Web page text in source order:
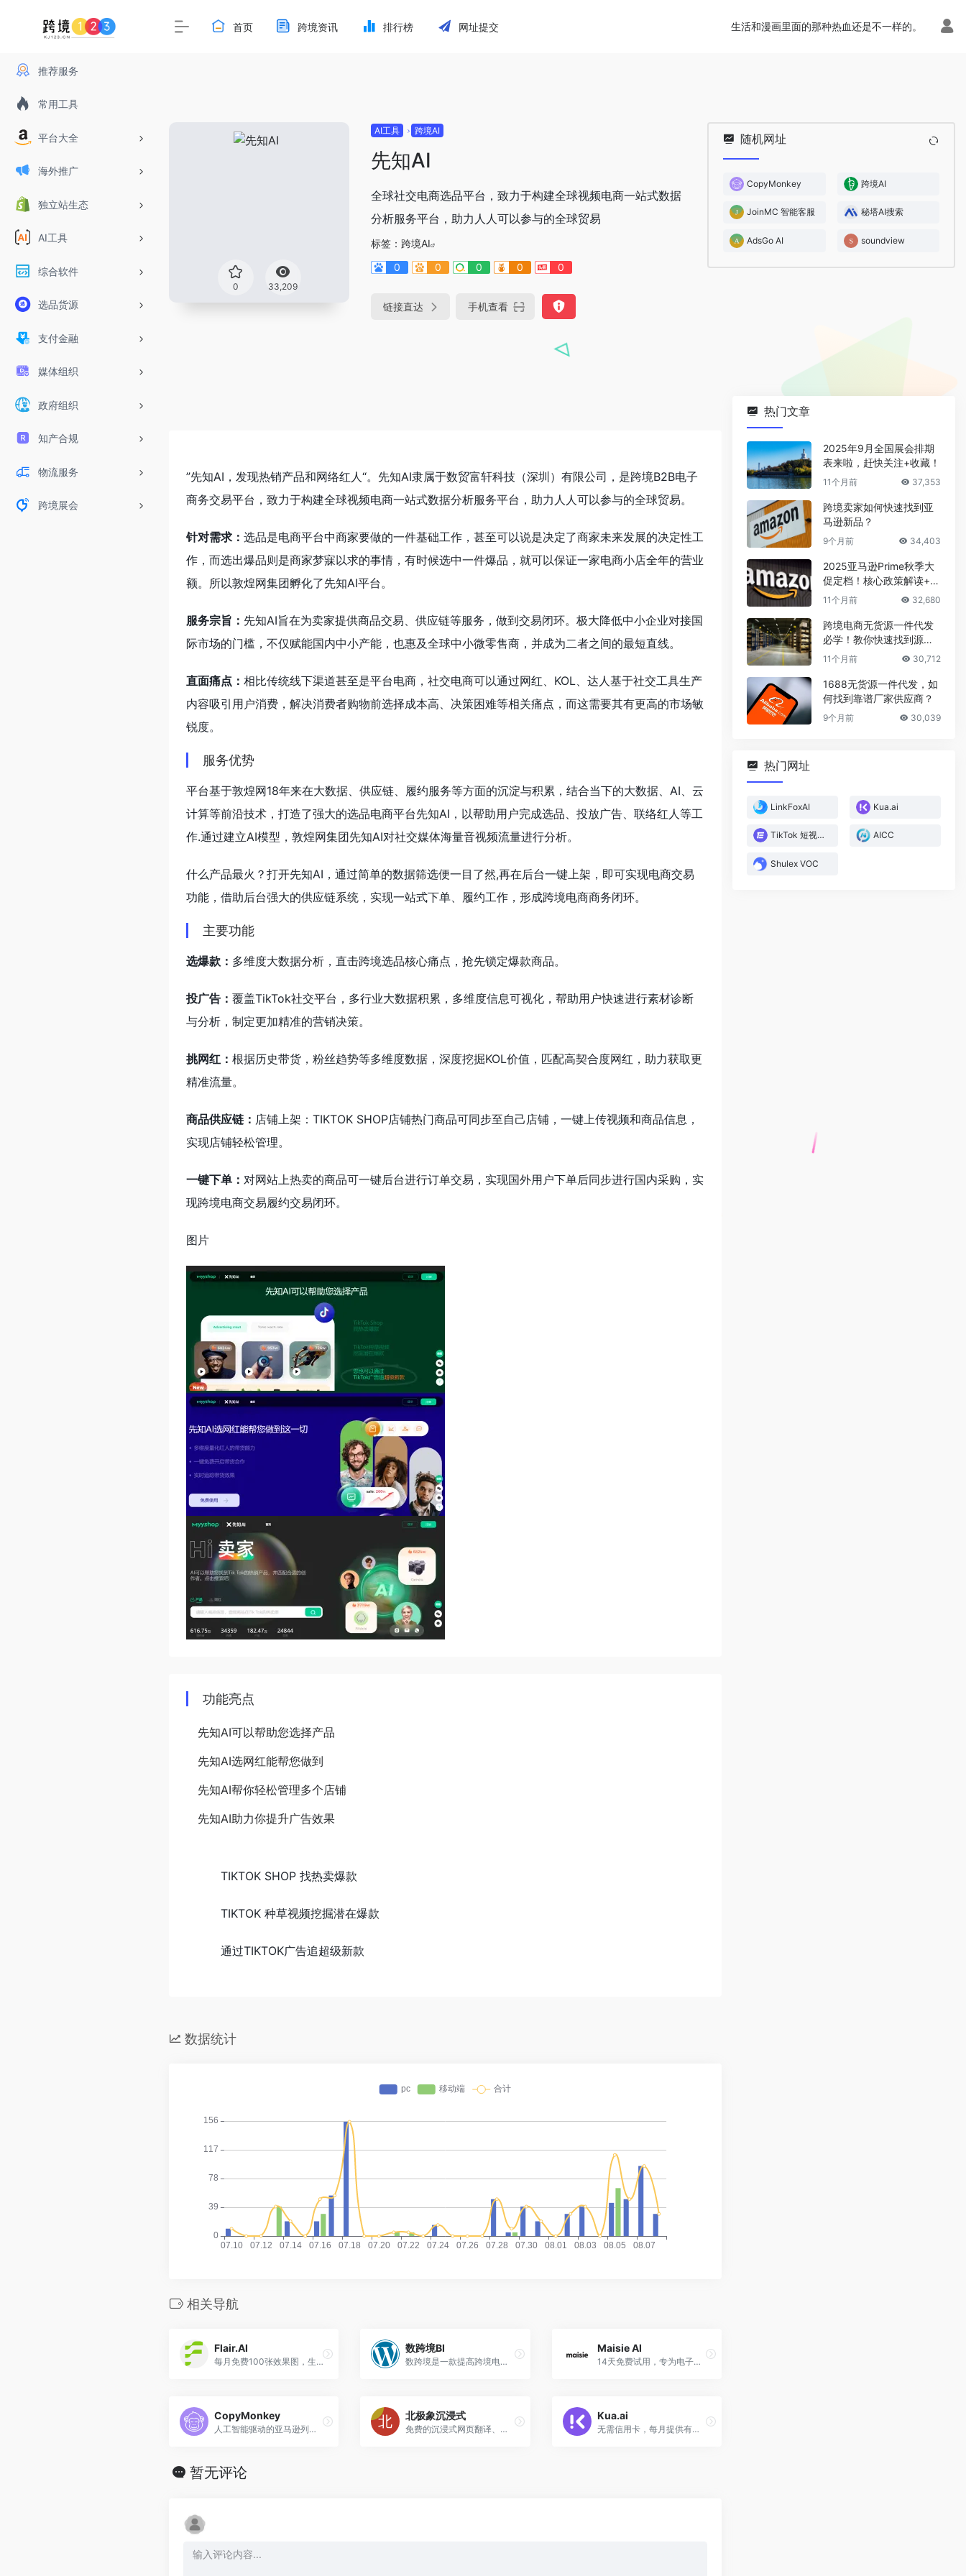
推荐服务
常用工具
平台大全
海外推广
独立站生态
AI工具
综合软件
选品货源
支付金融
媒体组织
政府组织
知产合规
物流服务
跨境展会
首页 跨境资讯 排行榜 网址提交 生活和漫画里面的那种热血还是不一样的。
0 33,209
AI工具 跨境AI
先知AI
全球社交电商选品平台，致力于构建全球视频电商一站式数据
分析服务平台，助力人人可以参与的全球贸易
标签： 跨境AI
0
0 0 0 0
链接直达 手机查看
随机网址
CopyMonkey 跨境AI
JoinMC 智能客服 秘塔AI搜索
AdsGo AI soundview
”先知AI，发现热销产品和网络红人“。先知AI隶属于数贸富轩科技（深圳）有限公司，是跨境B2B电子
商务交易平台，致力于构建全球视频电商一站式数据分析服务平台，助力人人可以参与的全球贸易。
针对需求： 选品是电商平台中商家要做的一件基础工作，甚至可以说是决定了商家未来发展的决定性工
作，而选出爆品则是商家梦寐以求的事情，有时候选中一件爆品，就可以保证一家电商小店全年的营业
额。所以敦煌网集团孵化了先知AI平台。
服务宗旨： 先知AI旨在为卖家提供商品交易、供应链等服务，做到交易闭环。极大降低中小企业对接国
际市场的门槛，不仅赋能国内中小产能，也惠及全球中小微零售商，并成为二者之间的最短直线。
直面痛点： 相比传统线下渠道甚至是平台电商，社交电商可以通过网红、KOL、达人基于社交工具生产
内容吸引用户消费，解决消费者购物前选择成本高、决策困难等相关痛点，而这需要其有更高的市场敏
锐度。
服务优势
平台基于敦煌网18年来在大数据、供应链、履约服务等方面的沉淀与积累，结合当下的大数据、AI、云
计算等前沿技术，打造了强大的选品电商平台先知AI，以帮助用户完成选品、投放广告、联络红人等工
作.通过建立AI模型，敦煌网集团先知AI对社交媒体海量音视频流量进行分析。
什么产品最火？打开先知AI，通过简单的数据筛选便一目了然,再在后台一键上架，即可实现电商交易
功能，借助后台强大的供应链系统，实现一站式下单、履约工作，形成跨境电商商务闭环。
主要功能
选爆款： 多维度大数据分析，直击跨境选品核心痛点，抢先锁定爆款商品。
投广告： 覆盖TikTok社交平台，多行业大数据积累，多维度信息可视化，帮助用户快速进行素材诊断
与分析，制定更加精准的营销决策。
挑网红： 根据历史带货，粉丝趋势等多维度数据，深度挖掘KOL价值，匹配高契合度网红，助力获取更
精准流量。
商品供应链： 店铺上架：TIKTOK SHOP店铺热门商品可同步至自己店铺，一键上传视频和商品信息，
实现店铺轻松管理。
一键下单： 对网站上热卖的商品可一键后台进行订单交易，实现国外用户下单后同步进行国内采购，实
现跨境电商交易履约交易闭环。
图片
功能亮点
先知AI可以帮助您选择产品
先知AI选网红能帮您做到
先知AI帮你轻松管理多个店铺
先知AI助力你提升广告效果
TIKTOK SHOP 找热卖爆款
TIKTOK 种草视频挖掘潜在爆款
通过TIKTOK广告追超级新款
数据统计
相关导航
Flair.AI
每月免费100张效果图，生成10组方案，为特定产品快速合成高质量的场景图
数跨境BI
数跨境是一款提高跨境电商卖家运营效率的跨境数据分析软件，可以对接亚马逊、独立站等多平台数据，轻松搞定跨境财务利润报告、FBA库存分析、多仓补货分析、CPC广告分析、自助选品、退货分析、绩效分析等分析需求，让跨境电商数据分析更简单高效！
Maisie AI
14天免费试用，专为电子商务所有者打造的数字助理解决方案
CopyMonkey
人工智能驱动的亚马逊列表优化专家
北极象沉浸式
免费的沉浸式网页翻译、划词翻译，集成了DeepL、谷歌、百度、GPT等前沿技术，视频双语字幕翻译(Youtube,Netflix)，跨境电商专供版图片翻译
Kua.ai
无需信用卡，每月提供有限的AI对话、模板、工作流积分和图像生成次数。
暂无评论
热门文章
2025年9月全国展会排期
表来啦，赶快关注+收藏！
11个月前 37,353
跨境卖家如何快速找到亚
马逊新品？
9个月前 34,403
2025亚马逊Prime秋季大
促定档！核心政策解读+爆
款选品攻略
11个月前 32,680
跨境电商无货源一件代发
必学！教你快速找到源头
厂家
11个月前 30,712
1688无货源一件代发，如
何找到靠谱厂家供应商？
9个月前 30,039
热门网址
LinkFoxAI Kua.ai
TikTok 短视频直播电商数据分析平台 AICC
Shulex VOC